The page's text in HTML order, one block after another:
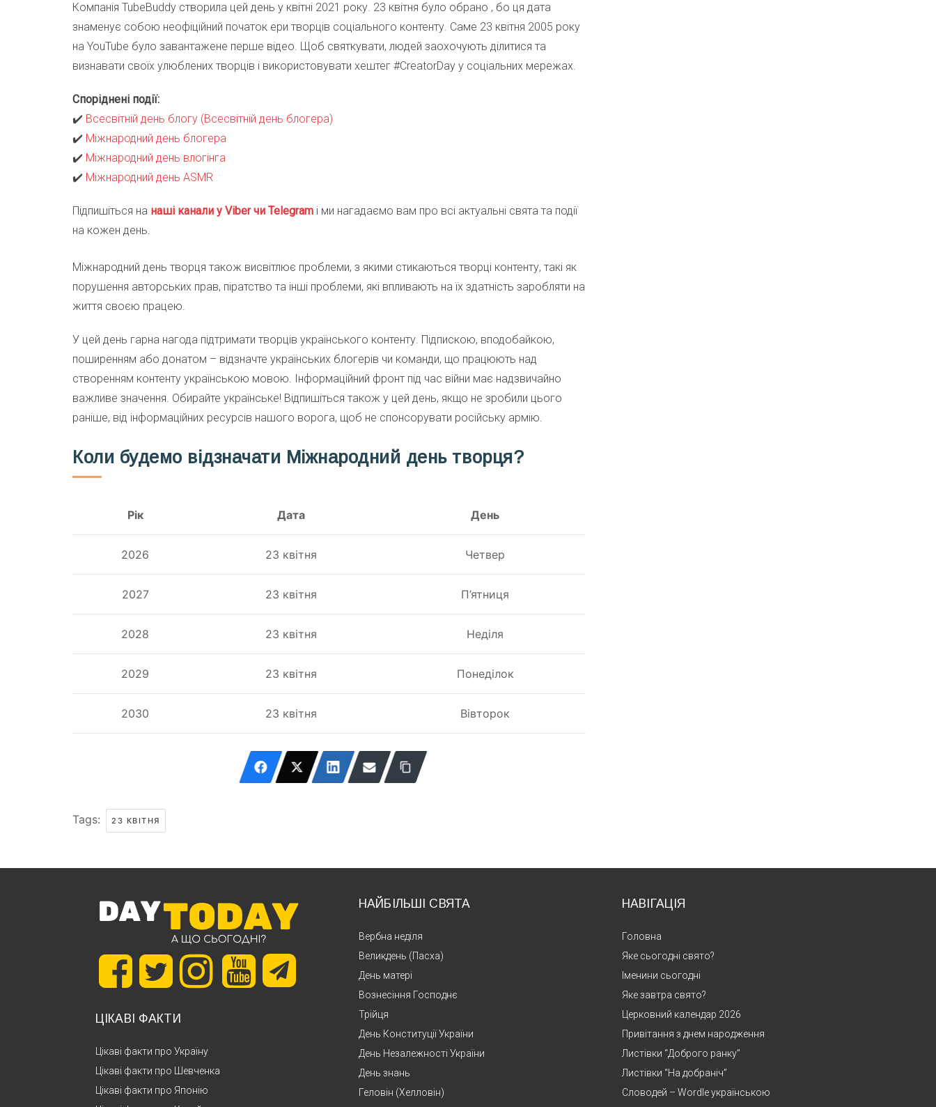
Компанія TubeBuddy створила цей день у квітні 2021 року. 23 квітня було обрано , бо ця дата
знаменує собою неофіційний початок ери творців соціального контенту. Саме 23 квітня 2005 року
на YouTube було завантажене перше відео. Щоб святкувати, людей заохочують ділитися та
визнавати своїх улюблених творців і використовувати хештег #CreatorDay у соціальних мережах.
Споріднені події:
✔️ Всесвітній день блогу (Всесвітній день блогера)
✔️ Міжнародний день блогера
✔️ Міжнародний день влогінга
✔️ Міжнародний день ASMR
Підпишіться на наші канали у Viber чи Telegram і ми нагадаємо вам про всі актуальні свята та події
на кожен день.
Міжнародний день творця також висвітлює проблеми, з якими стикаються творці контенту, такі як
порушення авторських прав, піратство та інші проблеми, які впливають на їх здатність заробляти на
життя своєю працею.
У цей день гарна нагода підтримати творців українського контенту. Підпискою, вподобайкою,
поширенням або донатом – відзначте українських блогерів чи команди, що працюють над
створенням контенту українською мовою. Інформаційний фронт під час війни має надзвичайно
важливе значення. Обирайте українське! Відпишіться також у цей день, якщо не зробили цього
раніше, від інформаційних ресурсів нашого ворога, щоб не спонсорувати російську армію.
Коли будемо відзначати Міжнародний день творця?
Рік Дата День
2026 23 квітня Четвер
2027 23 квітня П’ятниця
2028 23 квітня Неділя
2029 23 квітня Понеділок
2030 23 квітня Вівторок
Tags: 23 КВІТНЯ
ЦІКАВІ ФАКТИ
Цікаві факти про Україну
Цікаві факти про Шевченка
Цікаві факти про Японію
НАЙБІЛЬШІ СВЯТА
Вербна неділя
Великдень (Пасха)
День матері
Вознесіння Господнє
Трійця
День Конституції України
День Незалежності України
День знань
Геловін (Хелловін)
НАВІГАЦІЯ
Головна
Яке сьогодні свято?
Іменини сьогодні
Яке завтра свято?
Церковний календар 2026
Привітання з днем народження
Листівки “Доброго ранку”
Листівки “На добраніч”
Словодей – Wordle українською